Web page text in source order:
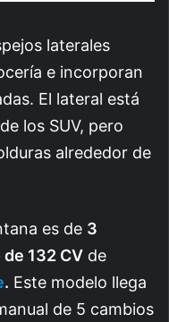
laterales
e incorporan
El lateral está
los SUV, pero
alrededor de
es de 3
132 CV de
. Este modelo llega
de 5 cambios